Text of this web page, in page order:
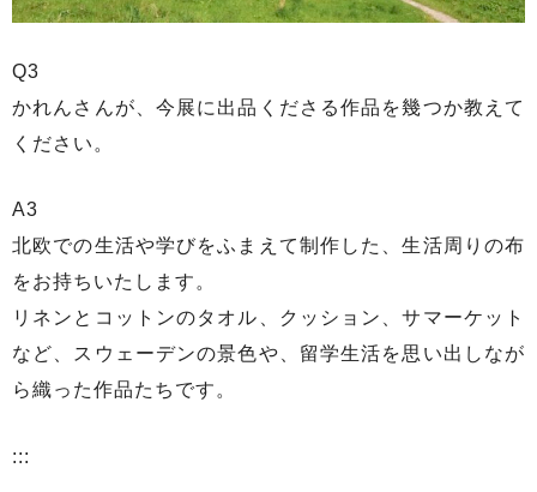
Q3
かれんさんが、今展に出品くださる作品を幾つか教えて
ください。
A3
北欧での生活や学びをふまえて制作した、生活周りの布
をお持ちいたします。
リネンとコットンのタオル、クッション、サマーケット
など、スウェーデンの景色や、留学生活を思い出しなが
ら織った作品たちです。
:::